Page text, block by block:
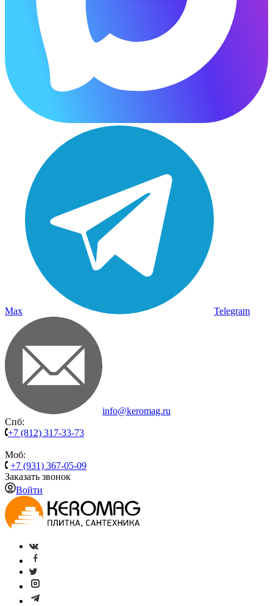
Max Telegram
info@keromag.ru
Спб:
+7 (812) 317-33-73
Моб:
+7 (931) 367-05-09
Заказать звонок
Войти